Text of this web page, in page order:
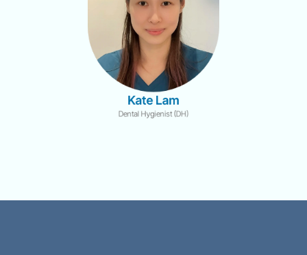
Kate Lam
Dental Hygienist (DH)